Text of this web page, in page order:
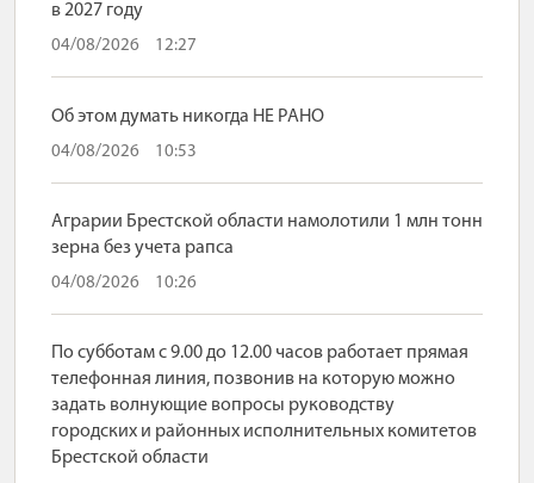
в 2027 году
04/08/2026 12:27
Об этом думать никогда НЕ РАНО
04/08/2026 10:53
Аграрии Брестской области намолотили 1 млн тонн
зерна без учета рапса
04/08/2026 10:26
По субботам с 9.00 до 12.00 часов работает прямая
телефонная линия, позвонив на которую можно
задать волнующие вопросы руководству
городских и районных исполнительных комитетов
Брестской области